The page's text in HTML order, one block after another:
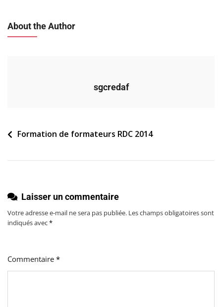
About the Author
sgcredaf
Navigation
l’article
Formation de formateurs RDC 2014
Laisser un commentaire
Votre adresse e-mail ne sera pas publiée. Les champs obligatoires sont
indiqués avec*
Commentaire *